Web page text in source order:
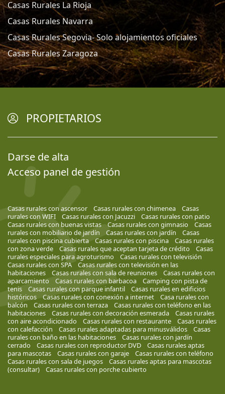
Casas Rurales La Rioja
Casas Rurales Navarra
Casas Rurales Segovia- Solo alojamientos oficiales
Casas Rurales Zaragoza
PROPIETARIOS
Darse de alta
Acceso panel de gestión
Casas rurales con ascensor Casas rurales con chimenea
Casas
rurales con WIFI
Casas rurales con Jacuzzi
Casas rurales con patio
Casas rurales con buenas vistas
Casas rurales con gimnasio
Casas
rurales con mobiliario de jardín
Casas rurales con jardín
Casas
rurales con piscina cubierta
Casas rurales con piscina
Casas rurales
con zona verde
Casas rurales que aceptan tarjeta de crédito
Casas
rurales especiales para agroturismo
Casas rurales con televisión
Casas rurales con SPA
Casas rurales con televisión en las
habitaciones
Casas rurales con sala de reuniones
Casas rurales con
aparcamiento
Casas rurales con barbacoa
Camping con pista de
tenis
Casas rurales con parque infantil
Casas rurales en edificios
históricos
Casas rurales con conexión a internet
Casa rurales con
balcón
Casas rurales con terraza
Casas rurales con teléfono en las
habitaciones
Casas rurales con decoración esmerada
Casas rurales
con aire acondicionado
Casas rurales con restaurante
Casas rurales
con calefacción
Casas rurales adaptadas para minusválidos
Casas
rurales con baño en las habitaciones
Casas rurales con jardín
cerrado
Casas rurales con reproductor DVD
Casas rurales aptas
para mascotas
Casas rurales con garaje
Casas rurales con teléfono
Casas rurales con sala de juegos
Casas rurales aptas para mascotas
(consultar)
Casas rurales con porche cubierto